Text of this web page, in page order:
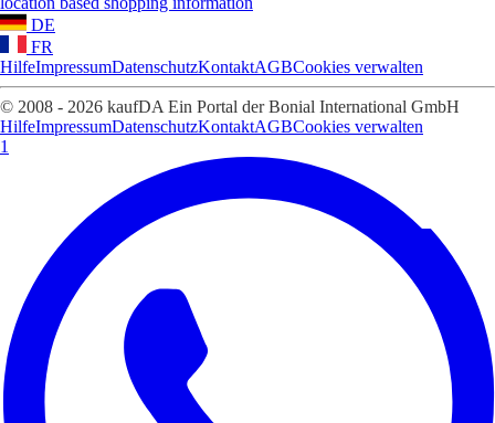
DE
FR
HilfeImpressumDatenschutzKontaktAGBCookies verwalten
© 2008 - 2026 kaufDA Ein Portal der Bonial International GmbH
HilfeImpressumDatenschutzKontaktAGBCookies verwalten
1